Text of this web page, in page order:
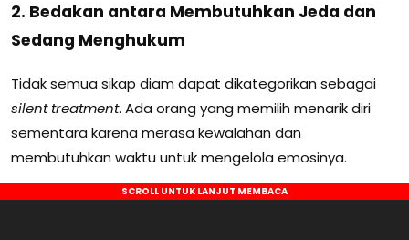
2. Bedakan antara Membutuhkan Jeda dan
Sedang Menghukum
Tidak semua sikap diam dapat dikategorikan sebagai
silent treatment. Ada orang yang memilih menarik diri
sementara karena merasa kewalahan dan
membutuhkan waktu untuk mengelola emosinya.